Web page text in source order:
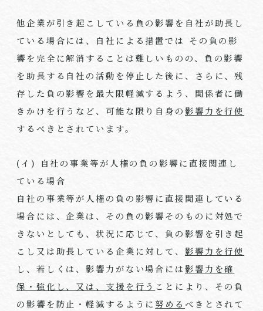
他企業が引き起こしている負の影響を自社が助長し
ている場合には、自社による措置では その負の影
響を完全に解消することは難しいものの、負の影響
を助長する自社の活動を停止した後に、さらに、残
存した負の影響を最大限軽減するよう、関係者に働
きかけを行うなど、可能な限り自身の影響力を行使
するべきとされています。
(イ) 自社の事業等が人権の負の影響に直接関連し
ている場合
自社の事業等が人権の負の影響に直接関連している
場合には、企業は、その負の影響そのものに対処で
きないとしても、状況に応じて、負の影響を引き起
こし又は助長している企業に対して、 影響力を行使
し、若しくは、影響力がない場合には影響力を確
保・強化し、又は、支援を行う ことにより、その負
の影響を防止・軽減するように努める べきとされて